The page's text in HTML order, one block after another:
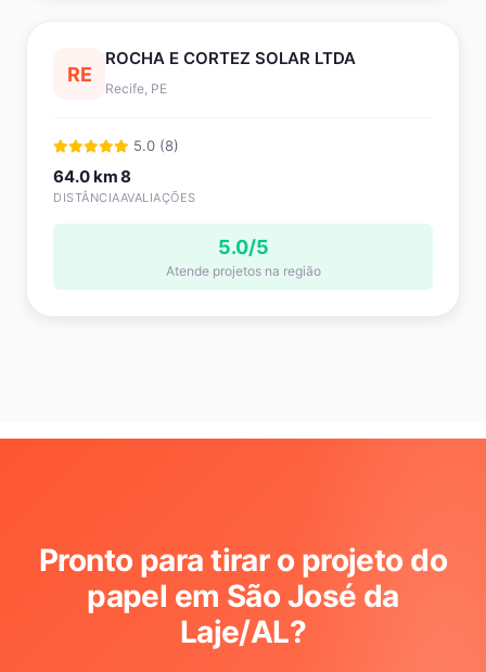
RE
ROCHA E CORTEZ SOLAR LTDA
Recife, PE
5.0 (8)
64.0 km
DISTÂNCIA
8
AVALIAÇÕES
5.0/5
Atende projetos na região
Pronto para tirar o projeto do
papel em São José da
Laje/AL?